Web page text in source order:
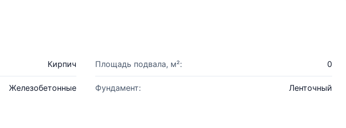
Кирпич Площадь подвала, м²: 0
Железобетонные Фундамент: Ленточный